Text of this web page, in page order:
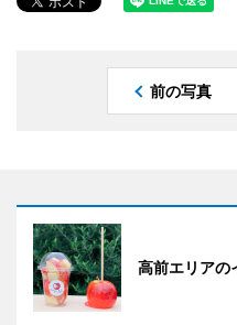
前の写真
高前エリアの